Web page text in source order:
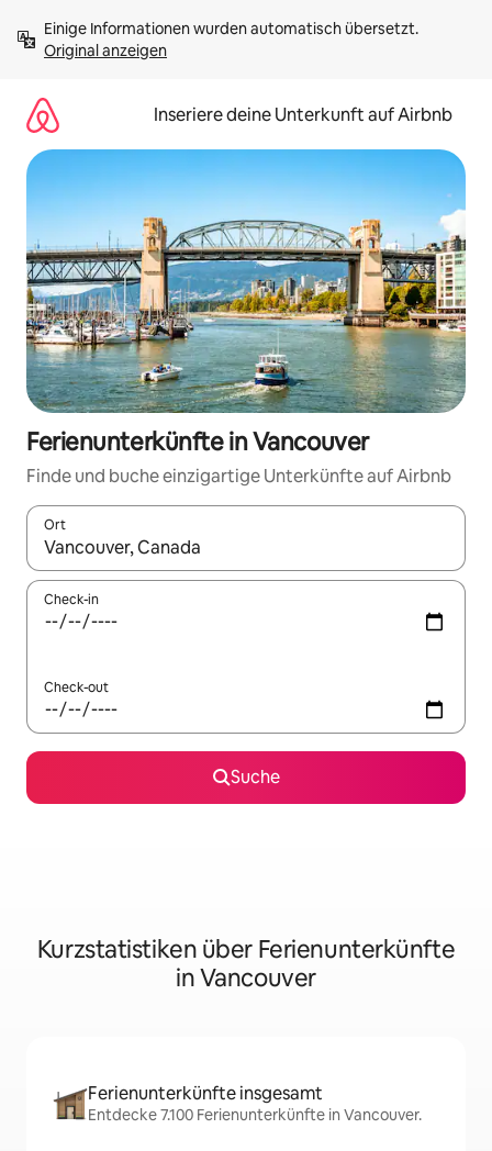
Inhalten
springenOriginal anzeigen
Inseriere deine Unterkunft auf Airbnb
Ferienunterkünfte in Vancouver
Finde und buche einzigartige Unterkünfte auf Airbnb
Ort
Wenn Ergebnisse verfügbar sind, navigiere mit den
Check-in
Check-out
Suche
Kurzstatistiken über Ferienunterkünfte
in Vancouver
Ferienunterkünfte insgesamt
Entdecke 7.100 Ferienunterkünfte in Vancouver.